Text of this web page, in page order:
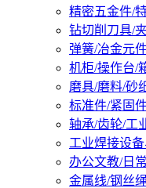
精密五金件/
钻切削刀具/
弹簧/冶金元
机柜/操作台/
磨具/磨料/砂
标准件/紧固
轴承/齿轮/工
工业焊接设
办公文教/日
金属线/钢丝